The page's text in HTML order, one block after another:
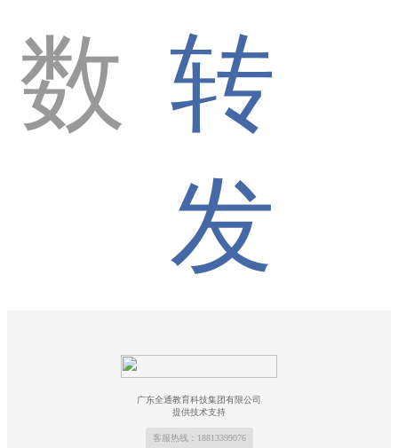
数 转
发
广东全通教育科技集团有限公司
提供技术支持
客服热线：18813399076